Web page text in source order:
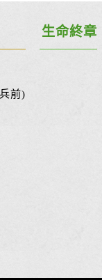
前)
生命終章